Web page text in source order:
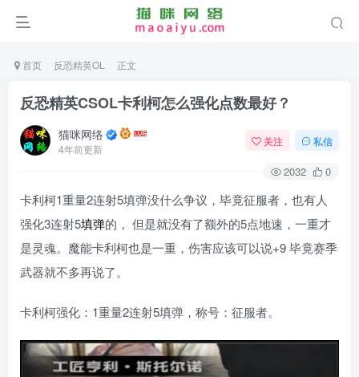
首页 反恐精英OL 正文
反恐精英CSOL卡利柯怎么强化点数最好？
猫咪网络
4年前更新
关注 私信
2032 0
卡利柯1重量2连射5填弹没什么争议，毕竟征服者，也有人
强化3连射5填弹的， 但是就没有了额外的5点地速，一重才
是灵魂。魔能卡利柯也是一重，伤害应该可以说+9 毕竟赛季
武器就不多再说了。
卡利柯强化：1重量2连射5填弹，称号：征服者。